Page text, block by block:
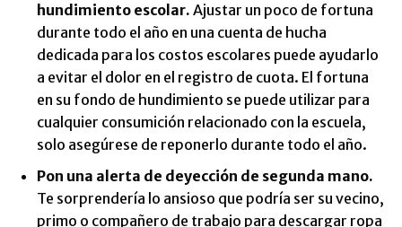
hundimiento escolar. Ajustar un poco de fortuna
durante todo el año en una cuenta de hucha
dedicada para los costos escolares puede ayudarlo
a evitar el dolor en el registro de cuota. El fortuna
en su fondo de hundimiento se puede utilizar para
cualquier consumición relacionado con la escuela,
solo asegúrese de reponerlo durante todo el año.
Pon una alerta de deyección de segunda mano.
Te sorprendería lo ansioso que podría ser su vecino,
primo o compañero de trabajo para descargar ropa